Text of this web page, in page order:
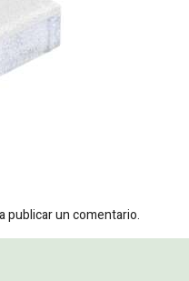
publicar un comentario.